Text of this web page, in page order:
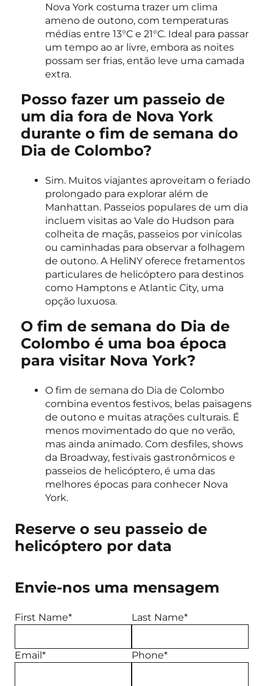
Nova York costuma trazer um clima
ameno de outono, com temperaturas
médias entre 13°C e 21°C. Ideal para passar
um tempo ao ar livre, embora as noites
possam ser frias, então leve uma camada
extra.
Posso fazer um passeio de
um dia fora de Nova York
durante o fim de semana do
Dia de Colombo?
Sim. Muitos viajantes aproveitam o feriado
prolongado para explorar além de
Manhattan. Passeios populares de um dia
incluem visitas ao Vale do Hudson para
colheita de maçãs, passeios por vinícolas
ou caminhadas para observar a folhagem
de outono. A HeliNY oferece fretamentos
particulares de helicóptero para destinos
como Hamptons e Atlantic City, uma
opção luxuosa.
O fim de semana do Dia de
Colombo é uma boa época
para visitar Nova York?
O fim de semana do Dia de Colombo
combina eventos festivos, belas paisagens
de outono e muitas atrações culturais. É
menos movimentado do que no verão,
mas ainda animado. Com desfiles, shows
da Broadway, festivais gastronômicos e
passeios de helicóptero, é uma das
melhores épocas para conhecer Nova
York.
Reserve o seu passeio de
helicóptero por data
Envie-nos uma mensagem
First Name* Last Name*
Email* Phone*